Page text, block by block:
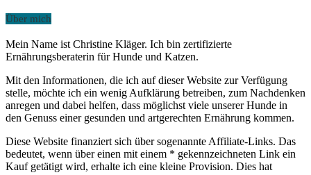
Über mich
Mein Name ist Christine Kläger. Ich bin zertifizierte
Ernährungsberaterin für Hunde und Katzen.
Mit den Informationen, die ich auf dieser Website zur Verfügung
stelle, möchte ich ein wenig Aufklärung betreiben, zum Nachdenken
anregen und dabei helfen, dass möglichst viele unserer Hunde in
den Genuss einer gesunden und artgerechten Ernährung kommen.
Diese Website finanziert sich über sogenannte Affiliate-Links. Das
bedeutet, wenn über einen mit einem * gekennzeichneten Link ein
Kauf getätigt wird, erhalte ich eine kleine Provision. Dies hat